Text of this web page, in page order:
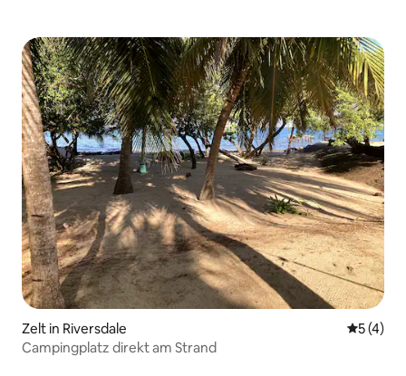
Zelt in Riversdale
5 (4)
Campingplatz direkt am Strand